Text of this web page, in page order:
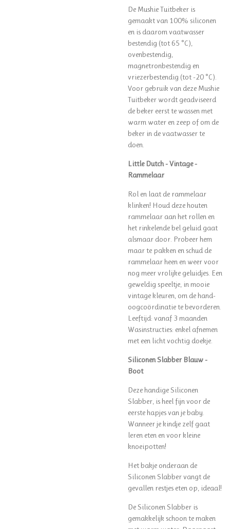
De Mushie Tuitbeker is
gemaakt van 100% siliconen
en is daarom vaatwasser
bestendig (tot 65 °C),
ovenbestendig,
magnetronbestendig en
vriezerbestendig (tot -20 °C).
Voor gebruik van deze Mushie
Tuitbeker wordt geadviseerd
de beker eerst te wassen met
warm water en zeep of om de
beker in de vaatwasser te
doen.
Little Dutch - Vintage -
Rammelaar
Rol en laat de rammelaar
klinken! Houd deze houten
rammelaar aan het rollen en
het rinkelende bel geluid gaat
alsmaar door. Probeer hem
maar te pakken en schud de
rammelaar heen en weer voor
nog meer vrolijke geluidjes. Een
geweldig speeltje, in mooie
vintage kleuren, om de hand-
oogcoördinatie te bevorderen.
Leeftijd: vanaf 3 maanden
Wasinstructies: enkel afnemen
met een licht vochtig doekje.
Siliconen Slabber Blauw -
Boot
Deze handige Siliconen
Slabber, is heel fijn voor de
eerste hapjes van je baby.
Wanneer je kindje zelf gaat
leren eten en voor kleine
knoeipotten!
Het bakje onderaan de
Siliconen Slabber vangt de
gevallen restjes eten op, ideaal!
De Siliconen Slabber is
gemakkelijk schoon te maken